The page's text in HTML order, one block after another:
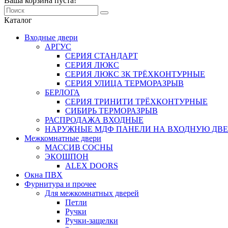
Каталог
Входные двери
АРГУС
СЕРИЯ СТАНДАРТ
СЕРИЯ ЛЮКС
СЕРИЯ ЛЮКС 3К ТРЁХКОНТУРНЫЕ
СЕРИЯ УЛИЦА ТЕРМОРАЗРЫВ
БЕРЛОГА
СЕРИЯ ТРИНИТИ ТРЁХКОНТУРНЫЕ
СИБИРЬ ТЕРМОРАЗРЫВ
РАСПРОДАЖА ВХОДНЫЕ
НАРУЖНЫЕ МДФ ПАНЕЛИ НА ВХОДНУЮ
Межкомнатные двери
МАССИВ СОСНЫ
ЭКОШПОН
ALEX DOORS
Окна ПВХ
Фурнитура и прочее
Для межкомнатных дверей
Петли
Ручки
Ручки-защелки